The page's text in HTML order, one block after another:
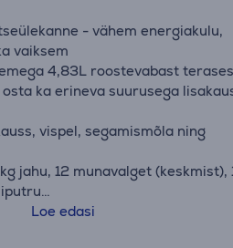
- vähem energiakulu,
vaiksem
4,83L roostevabast
ka erineva suurusega
vispel, segamismõla ning
jahu, 12 munavalget (keskmist),
osta lisatarvikuid alates
Loe edasi